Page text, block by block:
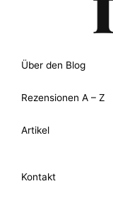
Über den Blog
Rezensionen A – Z
Artikel
Kontakt